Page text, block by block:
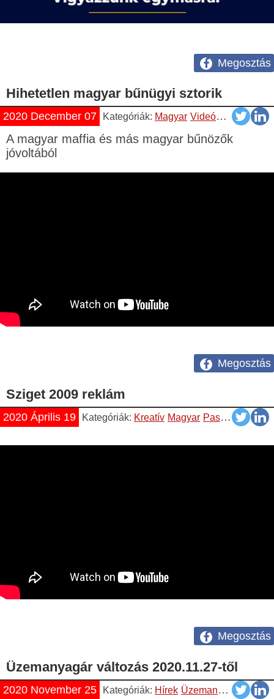
Megosztás
Hihetetlen magyar bűnügyi sztorik
2020 December 07 Kategóriák: Magyar Videók YouTube
A magyar maffia és más magyar bűnözők
jóvoltából
Megosztás
Sziget 2009 reklám
2020 Április 19 Kategóriák: Kreatív Magyar Pasik Vicces
Megosztás
Üzemanyagár változás 2020.11.27-től
2020 November 25 Kategóriák: Hírek Üzemanyag Árváltozás